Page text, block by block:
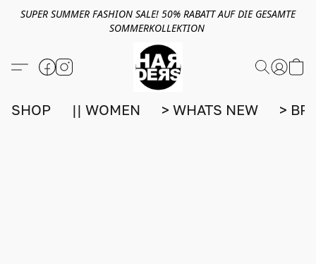
SUPER SUMMER FASHION SALE! 50% RABATT AUF DIE GESAMTE
SOMMERKOLLEKTION
SHOP || WOMEN > WHATS NEW >